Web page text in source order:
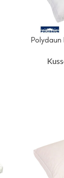
Polydaun